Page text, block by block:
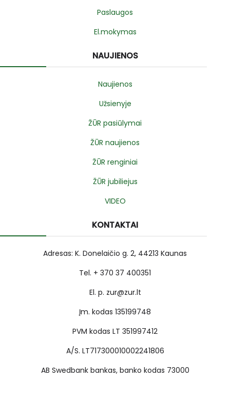
Paslaugos
El.mokymas
NAUJIENOS
Naujienos
Užsienyje
ŽŪR pasiūlymai
ŽŪR naujienos
ŽŪR renginiai
ŽŪR jubiliejus
VIDEO
KONTAKTAI
Adresas: K. Donelaičio g. 2, 44213 Kaunas
Tel. + 370 37 400351
El. p. zur@zur.lt
Įm. kodas 135199748
PVM kodas LT 351997412
A/S. LT717300010002241806
AB Swedbank bankas, banko kodas 73000